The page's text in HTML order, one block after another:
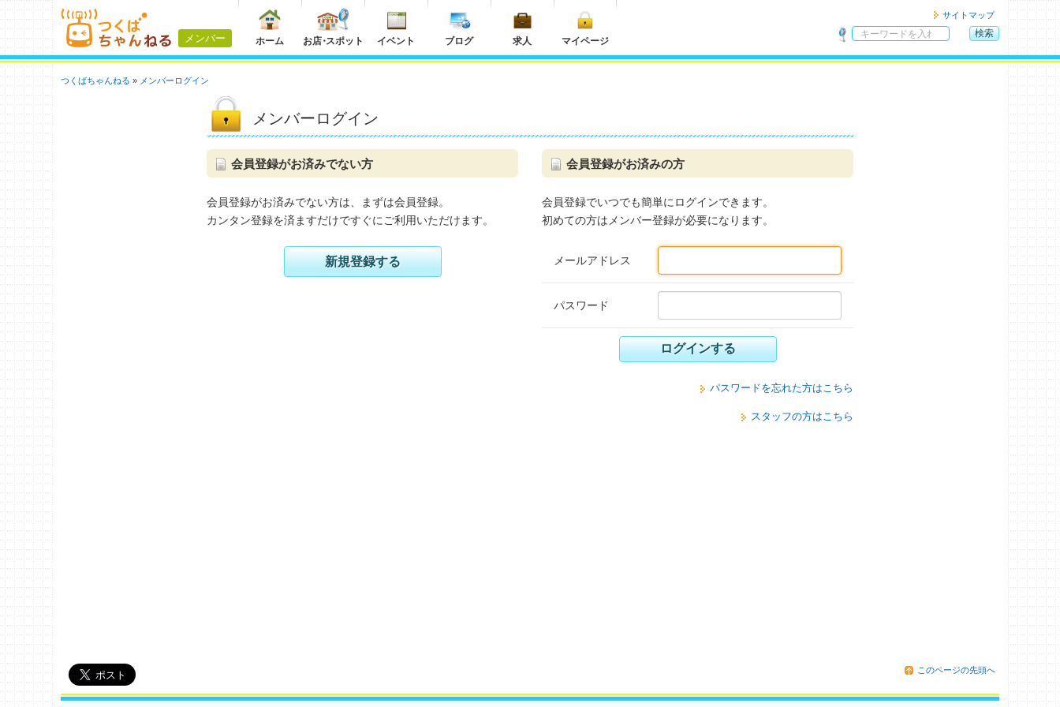
メンバー ホーム お店・スポット イベント ブログ 求人 マイページ
サイトマップ
検索
つくばちゃんねる メンバーログイン
メンバーログイン
会員登録がお済みの方
会員登録でいつでも簡単にログインできます。
初めての方はメンバー登録が必要になります。
メールアドレス
パスワード
ログインする
パスワードを忘れた方はこちら
スタッフの方はこちら
会員登録がお済みでない方
会員登録がお済みでない方は、まずは会員登録。
カンタン登録を済ますだけですぐにご利用いただけます。
新規登録する
このページの先頭へ